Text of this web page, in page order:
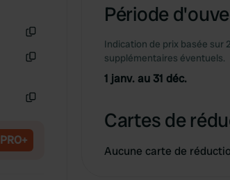
PRO+
Période
Indication de prix basée sur
supplémentaires éventuels.
1 janv. au 31 déc.
Cartes de
Aucune carte de